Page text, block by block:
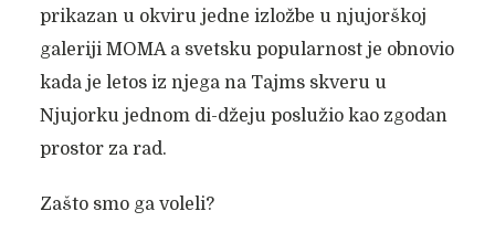
prikazan u okviru jedne izložbe u njujorškoj
galeriji MOMA a svetsku popularnost je obnovio
kada je letos iz njega na Tajms skveru u
Njujorku jednom di-džeju poslužio kao zgodan
prostor za rad.
Zašto smo ga voleli?